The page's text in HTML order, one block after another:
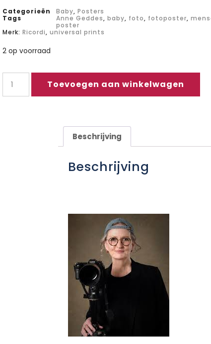
Categorieën Baby, Posters
Tags
Anne Geddes, baby, foto, fotoposter,
poster
Merk: Ricordi, universal prints
2 op voorraad
Toevoegen aan winkelwagen
Beschrijving
Beschrijving